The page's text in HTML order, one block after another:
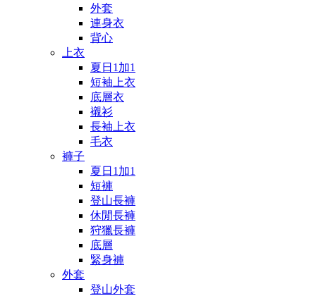
外套
連身衣
背心
上衣
夏日1加1
短袖上衣
底層衣
襯衫
長袖上衣
毛衣
褲子
夏日1加1
短褲
登山長褲
休閒長褲
狩獵長褲
底層
緊身褲
外套
登山外套